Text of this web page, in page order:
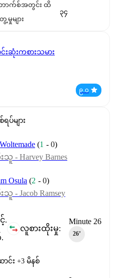
ာက်စ်အတွင်း ထိ
မှုများ
၃၄
းဆုံးကစားသမား
၉.၀
စ်ရပ်များ
(1 -0)
- Harvey Barnes
Osula (2 -0)
- Jacob Ramsey
Minute 26
26‎’‎
လူစားထိုးမှု:
.
င်း +3 မိနစ်